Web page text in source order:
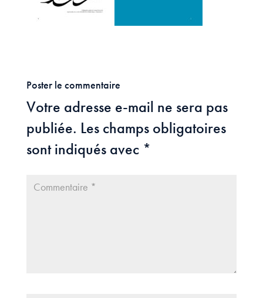
Poster le commentaire
Votre adresse e-mail ne sera pas
publiée. Les champs obligatoires
sont indiqués avec *